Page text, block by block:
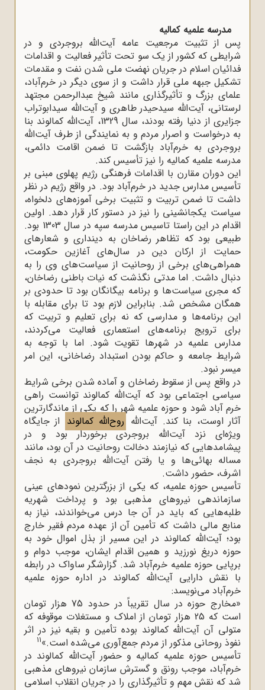
مدرسه علمیه کمالیه
پس از تثبیت مرجعیت عامه آیت‌الله بروجردی و در
شرایطی که کشور از یک سو تحت تأثیر فعالیت و اقدامات
فدائیان اسلام در جریان نهضت ملی شدن نفت و مقدمات
تشکیل جبهه ملی قرار داشت و از سوی دیگر در خرم‌آباد،
علمای بزرگ و تأثیرگذاری مانند شیخ عبدالرحمن مجتهد
لرستانی، آیت‌الله سیدحیدر طاهری و آیت‌الله سیدابوتراب
جزایری از دنیا رفته بودند، سال 1329، آیت‌الله کمالوند بنا
به درخواست و اصرار مردم و به نمایندگی از طرف آیت‌الله
بروجردی به خرم‌آباد بازگشت تا ضمن اقامت دائمی،
مدرسه علمیه کمالیه را نیز تأسیس کند.
این دوران مقارن با اقدامات فرهنگی رژیم پهلوی مبنی بر
تأسیس مدارس جدید در خرم‌آباد بود. در واقع رژیم در نظر
داشت تا ضمن تربیت و تثبیت برخی آموزه‌های دلخواه،
سیاست یکجانشینی را نیز در دستور کار قرار دهد. اولین
اقدام در این راستا تاسیس مدرسه سپه در سال 1303 بود.
طبیعی بود که تظاهر رضاخان به دینداری و شعارهای
حمایت از ارکان دین در سال‌های آغازین حکومت،
همراهی‌های برخی از روحانیت از سیاست‌های وی را به
دنبال داشت. اما مدتی نگذشت که نیات باطنی رضاخان،
که مجری سیاست‌ها و برنامه بیگانگان بود تا حدودی بر
همگان مشخص شد. بنابراین لازم بود تا برای مقابله با
این برنامه‌ها و مدارسی که نه برای تعلیم و تربیت که
برای ترویج برنامه‌های استعماری فعالیت می‌کردند،
مدارس علمیه در شهرها تقویت شود. اما با توجه به
شرایط جامعه و حاکم بودن استبداد رضاخانی، این امر
میسر نبود.
در واقع پس از سقوط رضاخان و آماده شدن برخی شرایط
سیاسی اجتماعی بود که آیت‌الله کمالوند توانست راهی
خرم آباد شود و حوزه علمیه شهر را که یکی از ماندگارترین
آثار اوست، بنا کند. آیت‌الله روح‌الله کمالوند از جایگاه
ویژه‌ای نزد آیت‌الله بروجردی برخوردار بود و در
پیشامدهایی که نیازمند دخالت روحانیت در آن بود، مانند
مساله بهائی‌ها و یا رفتن آیت‌الله بروجردی به نجف
اشرف، حضور داشت.
تأسیس حوزه علمیه، که یکی از بزرگترین نمودهای عینی
سازماندهی نیروهای مذهبی بود و پرداخت شهریه
طلبه‌هایی که باید در آن جا درس می‌خواندند، نیاز به
منابع مالی داشت که تأمین آن از عهده مردم فقیر خارج
بود؛ آیت‌الله کمالوند در این مسیر از بذل اموال خود به
حوزه دریغ نورزید و همین اقدام ایشان، موجب دوام و
برپایی حوزه علمیه خرم‌آباد شد. گزارشگر ساواک در رابطه
با نقش دارایی آیت‌الله کمالوند در اداره حوزه علمیه
خرم‌آباد می‌نویسد:
«مخارج حوزه در سال تقریباً در حدود 75 هزار تومان
است که 25 هزار تومان از املاک و مستغلات موقوفه که
متولی آن آیت‌الله کمالوند بوده تأمین و بقیه نیز در اثر
نفوذ روحانی مذکور از مردم جمع‌آوری می‌شده است.»11
تأسیس حوزه علمیه کمالیه و حضور آیت‌الله کمالوند در
خرم‌آباد، موجب رونق و گسترش سازمان نیروهای مذهبی
شد که نقش مهم و تأثیرگذاری را در جریان انقلاب اسلامی